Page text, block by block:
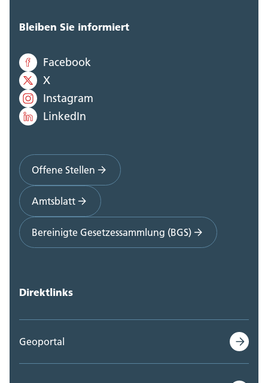
Bleiben Sie informiert
Facebook
X
Instagram
LinkedIn
Offene Stellen
Amtsblatt
Bereinigte Gesetzessammlung (BGS)
Direktlinks
Geoportal